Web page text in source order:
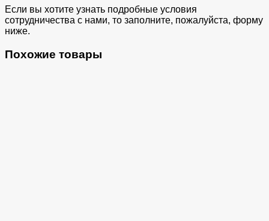
Если вы хотите узнать подробные условия
сотрудничества с нами, то заполните, пожалуйста, форму
ниже.
Похожие товары